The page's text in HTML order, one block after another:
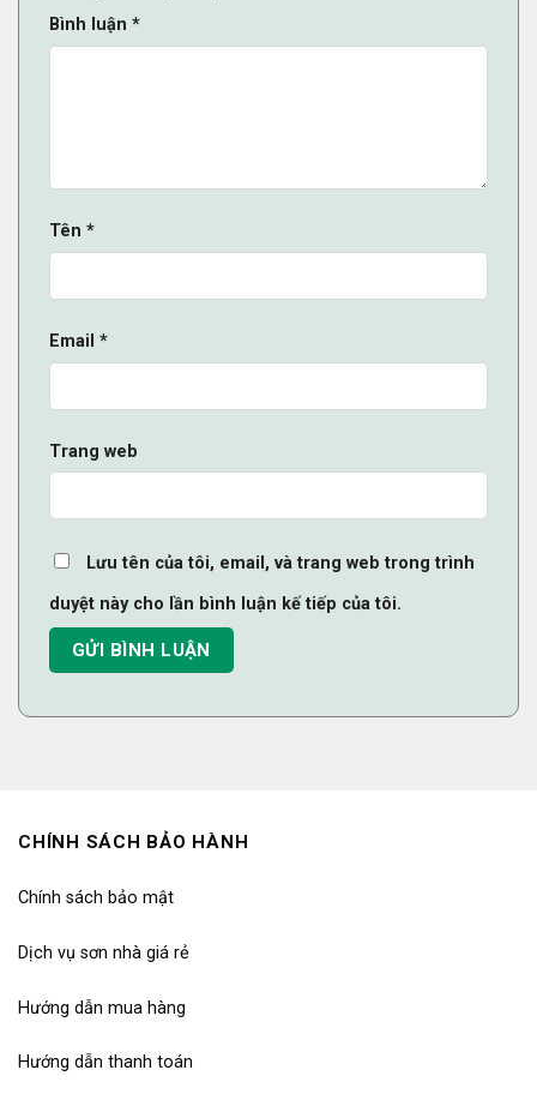
Bình luận *
Tên *
Email *
Trang web
Lưu tên của tôi, email, và trang web trong trình
duyệt này cho lần bình luận kế tiếp của tôi.
CHÍNH SÁCH BẢO HÀNH
Chính sách bảo mật
Dịch vụ sơn nhà giá rẻ
Hướng dẫn mua hàng
Hướng dẫn thanh toán